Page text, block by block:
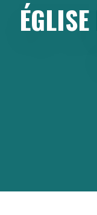
ÉGLISE